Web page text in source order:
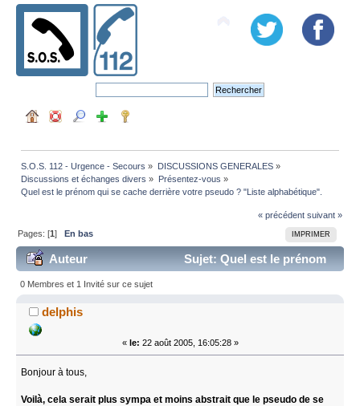
S.O.S. 112 - Urgence - Secours » DISCUSSIONS GENERALES»
Discussions et échanges divers » Présentez-vous »
Quel est le prénom qui se cache derrière votre pseudo ? "Liste alphabétique".
« précédent suivant »
IMPRIMER
Pages: [1]En bas
Auteur
Sujet: Quel est le prénom
qui se cache derrière votre pseudo ? "Liste
alphabétique". (Lu 44387 fois)
0 Membres et 1 Invité sur ce sujet
delphis
« le: 22 août 2005, 16:05:28 »
Bonjour à tous,
Voilà, cela serait plus sympa et moins abstrait que le pseudo de se